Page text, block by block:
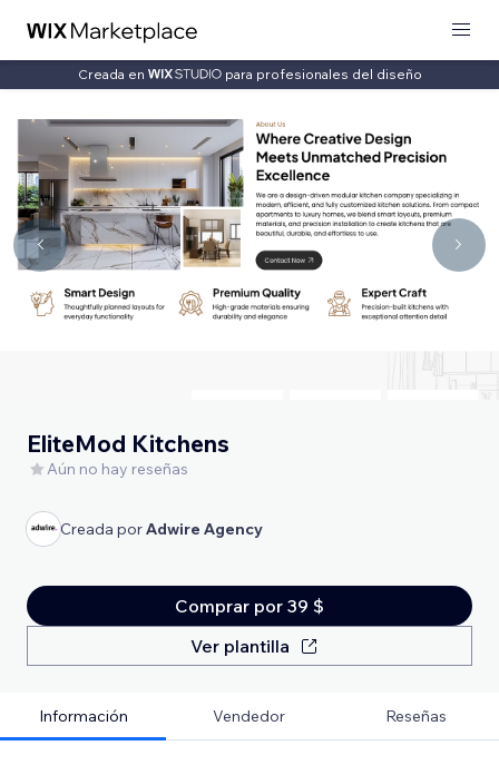
Creada en para profesionales del diseño
EliteMod Kitchens
Aún no hay reseñas
Creada porAdwire Agency
Comprar por 39 $
Ver plantilla
Información Vendedor Reseñas